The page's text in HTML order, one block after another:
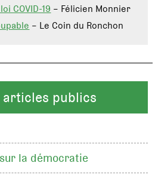
COVID-19 – Félicien Monnier
– Le Coin du Ronchon
publics
la démocratie